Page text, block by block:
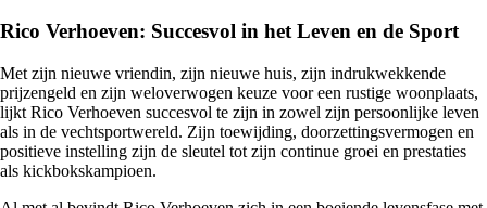
Rico Verhoeven: Succesvol in het Leven en de Sport
Met zijn nieuwe vriendin, zijn nieuwe huis, zijn indrukwekkende
prijzengeld en zijn weloverwogen keuze voor een rustige woonplaats,
lijkt Rico Verhoeven succesvol te zijn in zowel zijn persoonlijke leven
als in de vechtsportwereld. Zijn toewijding, doorzettingsvermogen en
positieve instelling zijn de sleutel tot zijn continue groei en prestaties
als kickbokskampioen.